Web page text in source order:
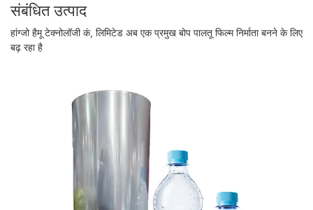
संबंधित उत्पाद
हांग्जो हैमू टेक्नोलॉजी कं, लिमिटेड अब एक प्रमुख बोप पालतू फिल्म निर्माता बनने के लिए
बढ़ रहा है